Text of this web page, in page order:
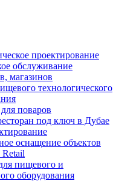
проектирование
обслуживание
магазинов
технологического
поваров
под ключ в Дубае
оснащение объектов
пищевого и
оборудования